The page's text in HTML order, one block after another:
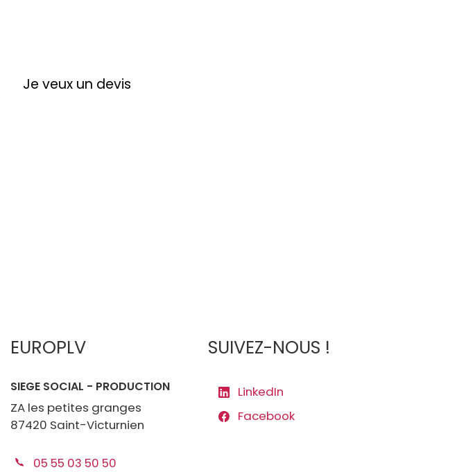
Je veux un devis
EUROPLV
SIEGE SOCIAL - PRODUCTION
ZA les petites granges
87420 Saint-Victurnien
05 55 03 50 50
SUIVEZ-NOUS !
LinkedIn
Facebook